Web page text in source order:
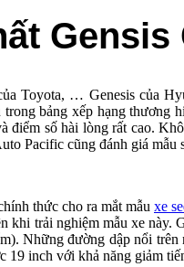
Toyota, … Genesis của
bảng xếp hạng thương
điểm số hài lòng rất cao.
Pacific cũng đánh giá mẫu
thức cho ra mắt mẫu xe
khi trải nghiệm mẫu xe
Những đường dập nổi
19 inch với khả năng giảm